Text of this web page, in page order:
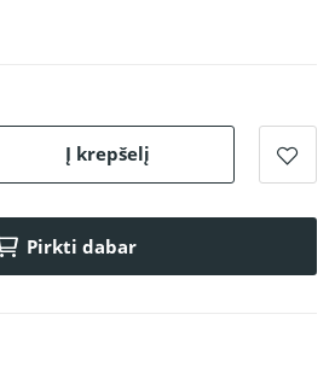
Į krepšelį
Pirkti dabar